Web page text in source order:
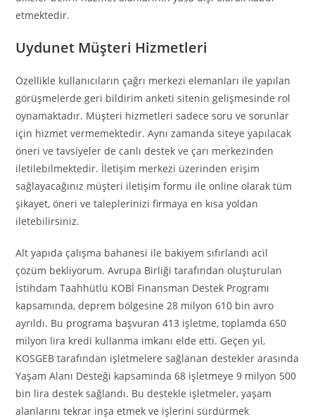
etmektedir.
Uydunet Müşteri Hizmetleri
Özellikle kullanıcıların çağrı merkezi elemanları ile yapılan
görüşmelerde geri bildirim anketi sitenin gelişmesinde rol
oynamaktadır. Müşteri hizmetleri sadece soru ve sorunlar
için hizmet vermemektedir. Aynı zamanda siteye yapılacak
öneri ve tavsiyeler de canlı destek ve çarı merkezinden
iletilebilmektedir. İletişim merkezi üzerinden erişim
sağlayacağınız müşteri iletişim formu ile online olarak tüm
şikayet, öneri ve taleplerinizi firmaya en kısa yoldan
iletebilirsiniz.
Alt yapıda çalışma bahanesi ile bakiyem sıfırlandı acil
çözüm bekliyorum. Avrupa Birliği tarafından oluşturulan
İstihdam Taahhütlü KOBİ Finansman Destek Programı
kapsamında, deprem bölgesine 28 milyon 610 bin avro
ayrıldı. Bu programa başvuran 413 işletme, toplamda 650
milyon lira kredi kullanma imkanı elde etti. Geçen yıl,
KOSGEB tarafından işletmelere sağlanan destekler arasında
Yaşam Alanı Desteği kapsamında 68 işletmeye 9 milyon 500
bin lira destek sağlandı. Bu destekle işletmeler, yaşam
alanlarını tekrar inşa etmek ve işlerini sürdürmek